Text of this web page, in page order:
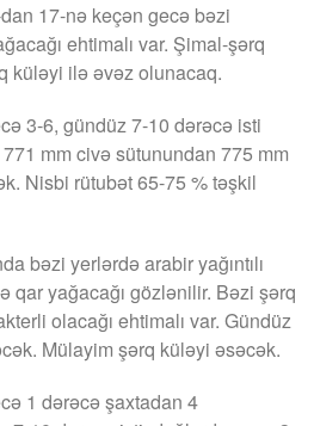
17-nə keçən gecə bəzi
ehtimalı var. Şimal-şərq
küləyi ilə əvəz olunacaq.
3-6, gündüz 7-10 dərəcə isti
mm civə sütunundan 775 mm
Nisbi rütubət 65-75 % təşkil
bəzi yerlərdə arabir yağıntılı
qar yağacağı gözlənilir. Bəzi şərq
olacağı ehtimalı var. Gündüz
Mülayim şərq küləyi əsəcək.
1 dərəcə şaxtadan 4